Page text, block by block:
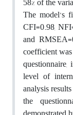
The model’s
CFI=0.98,
and
coefficient
level of
analysis
the